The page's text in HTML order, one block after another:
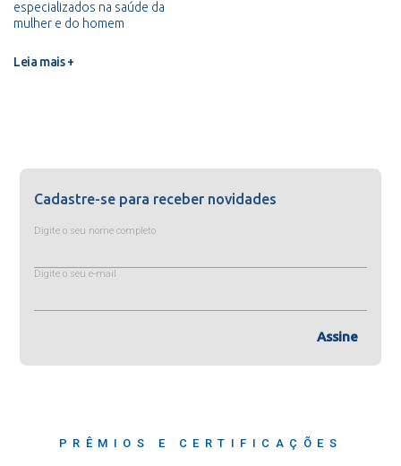
especializados na saúde da
mulher e do homem
Leia mais +
Cadastre-se para receber novidades
Digite o seu nome completo
Digite o seu e-mail
Assine
PRÊMIOS E CERTIFICAÇÕES